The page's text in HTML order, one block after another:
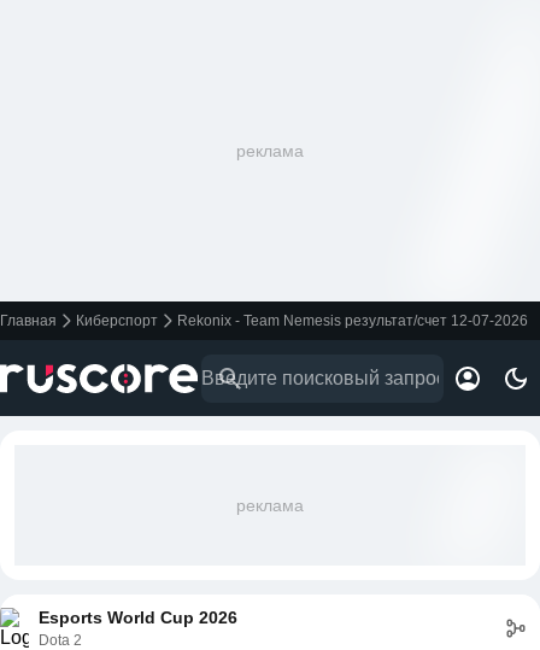
реклама
Главная Киберспорт Rekonix - Team Nemesis результат/счет 12-07-2026
реклама
Esports World Cup 2026
Dota 2